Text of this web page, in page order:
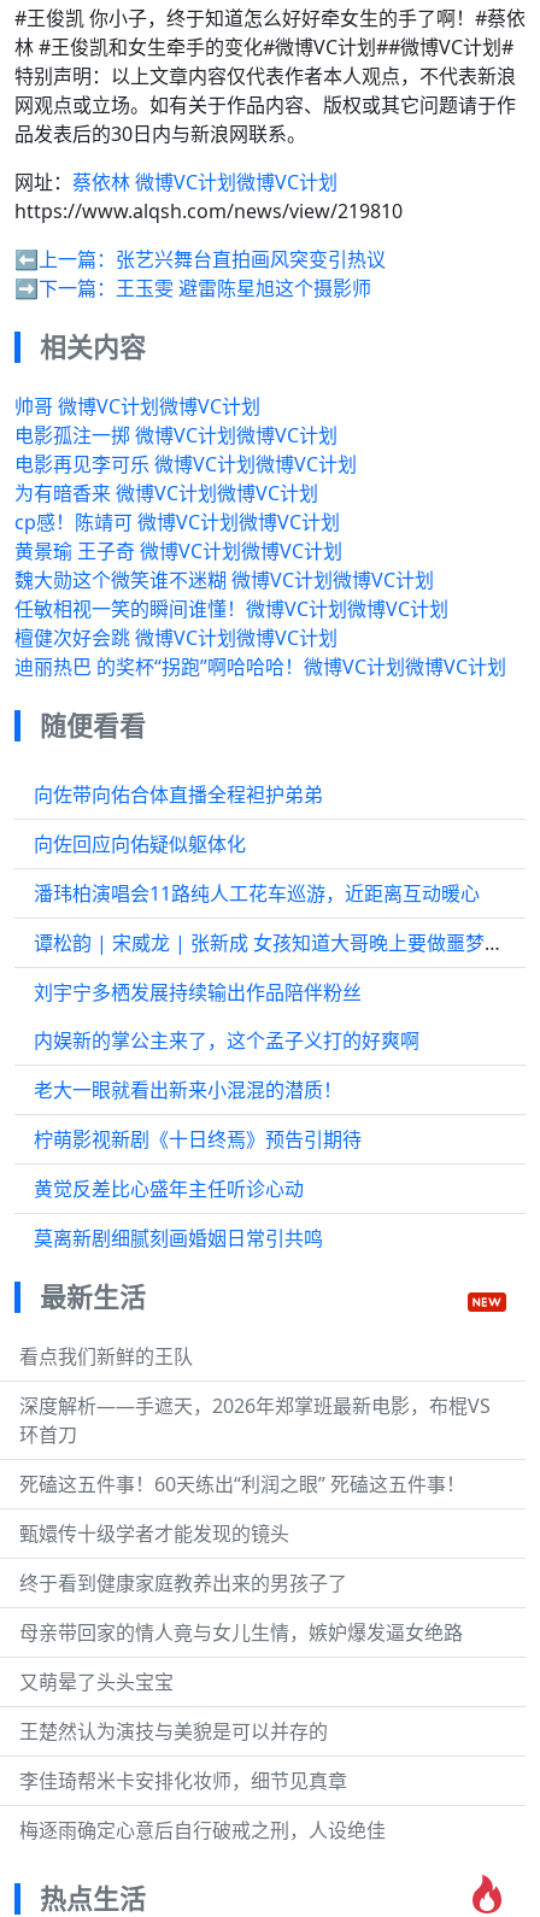
#王俊凯 你小子，终于知道怎么好好牵女生的手了啊！#蔡依
林 #王俊凯和女生牵手的变化#微博VC计划##微博VC计划#
特别声明：以上文章内容仅代表作者本人观点，不代表新浪
网观点或立场。如有关于作品内容、版权或其它问题请于作
品发表后的30日内与新浪网联系。
网址： 蔡依林 微博VC计划微博VC计划
https://www.alqsh.com/news/view/219810
⬅️上一篇： 张艺兴舞台直拍画风突变引热议
➡️下一篇： 王玉雯 避雷陈星旭这个摄影师
相关内容
帅哥 微博VC计划微博VC计划
电影孤注一掷 微博VC计划微博VC计划
电影再见李可乐 微博VC计划微博VC计划
为有暗香来 微博VC计划微博VC计划
cp感！陈靖可 微博VC计划微博VC计划
黄景瑜 王子奇 微博VC计划微博VC计划
魏大勋这个微笑谁不迷糊 微博VC计划微博VC计划
任敏相视一笑的瞬间谁懂！微博VC计划微博VC计划
檀健次好会跳 微博VC计划微博VC计划
迪丽热巴 的奖杯“拐跑”啊哈哈哈！微博VC计划微博VC计划
随便看看
向佐带向佑合体直播全程袒护弟弟
向佐回应向佑疑似躯体化
潘玮柏演唱会11路纯人工花车巡游，近距离互动暖心
谭松韵 | 宋威龙 | 张新成 女孩知道大哥晚上要做噩梦，贴心陪他一起睡！
刘宇宁多栖发展持续输出作品陪伴粉丝
内娱新的掌公主来了，这个孟子义打的好爽啊
老大一眼就看出新来小混混的潜质！
柠萌影视新剧《十日终焉》预告引期待
黄觉反差比心盛年主任听诊心动
莫离新剧细腻刻画婚姻日常引共鸣
最新生活
看点我们新鲜的王队
深度解析——手遮天，2026年郑掌班最新电影，布棍VS
环首刀
死磕这五件事！60天练出“利润之眼” 死磕这五件事！
甄嬛传十级学者才能发现的镜头
终于看到健康家庭教养出来的男孩子了
母亲带回家的情人竟与女儿生情，嫉妒爆发逼女绝路
又萌晕了头头宝宝
王楚然认为演技与美貌是可以并存的
李佳琦帮米卡安排化妆师，细节见真章
梅逐雨确定心意后自行破戒之刑，人设绝佳
热点生活